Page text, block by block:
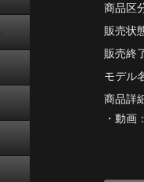
商品区
販売状
販売終
モデル
商品詳
・動画：